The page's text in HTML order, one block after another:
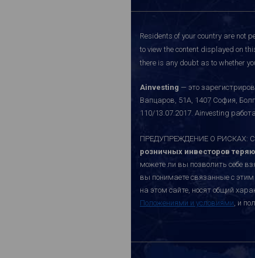
Residents of your country are not
to view the content displayed on
there is any doubt as to whether
Ainvesting — это
Вапцаров, 51A, 1407 София,
110/13.07.2017. Ainvesting
ПРЕДУПРЕЖДЕНИЕ О РИСКАХ:
розничных инвесторов
можете ли вы позволить себе
вы понимаете связанные с
на этом сайте, носят общий
Положениями и условиями, и